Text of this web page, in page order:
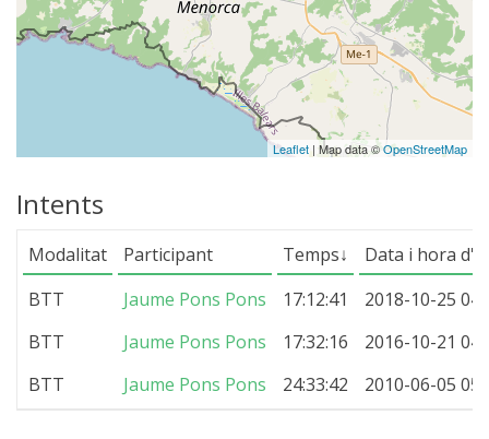
6 ETAPES
NON-STOP
NORMES I CRITERIS DE VALIDACIÓ
RÀNQUING
Leaflet | Map data ©OpenStreetMap
Intents
Modalitat Participant Temps↓
Data i hora
BTT
Jaume Pons Pons 17:12:41
2018-10-25
BTT
Jaume Pons Pons 17:32:16
2016-10-21
BTT
Jaume Pons Pons 24:33:42 2010-06-05